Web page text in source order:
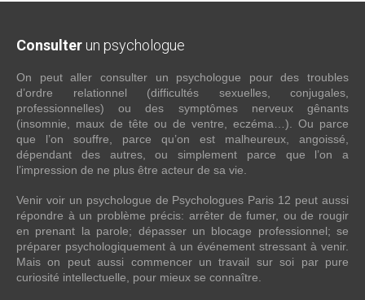
Consulter un psychologue
On peut aller consulter un psychologue pour des troubles
d’ordre relationnel (difficultés sexuelles, conjugales,
professionnelles) ou des symptômes nerveux gênants
(insomnie, maux de tête ou de ventre, eczéma…). Ou parce
que l’on souffre, parce qu’on est malheureux, angoissé,
dépendant des autres, ou simplement parce que l’on a
l’impression de ne plus être acteur de sa vie.
Venir voir un psychologue de Psychologues Paris 12 peut aussi
répondre à un problème précis: arrêter de fumer, ou de rougir
en prenant la parole; dépasser un blocage professionnel; se
préparer psychologiquement à un événement stressant à venir.
Mais on peut aussi commencer un travail sur soi par pure
curiosité intellectuelle, pour mieux se connaître.